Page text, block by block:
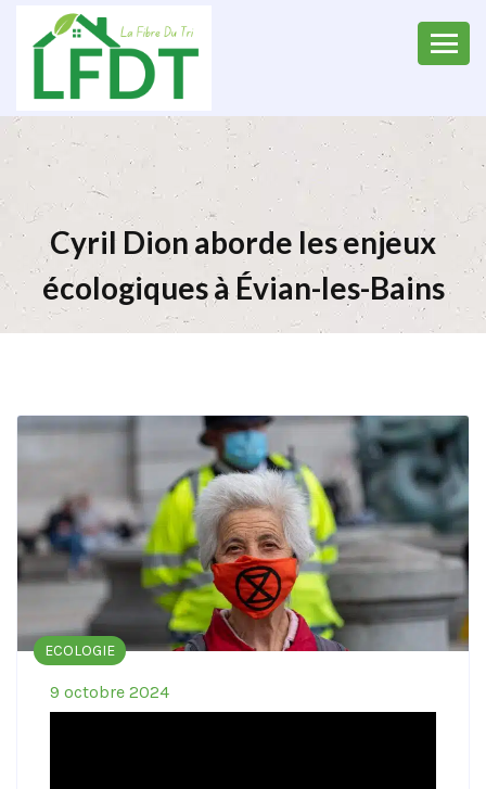
Cyril Dion aborde les enjeux
écologiques à Évian-les-Bains
ECOLOGIE
9 octobre 2024